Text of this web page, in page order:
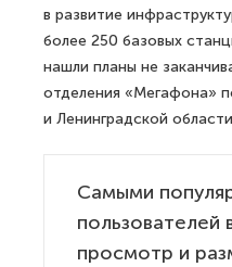
в развитие
более 250 базовых
нашли планы не
отделения «Мегафона»
и Ленинградской
Самыми
пользователей
просмотр и